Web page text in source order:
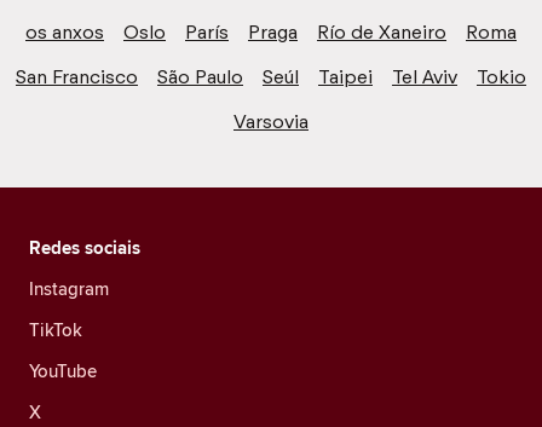
os anxos
Oslo París Praga Río de Xaneiro
Roma
San Francisco
São Paulo Seúl Taipei Tel Aviv
Tokio
Varsovia
Redes sociais
Instagram
TikTok
YouTube
X